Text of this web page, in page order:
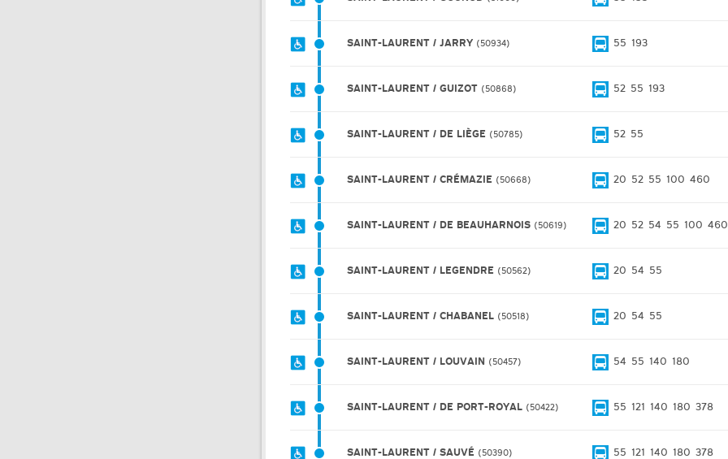
SAINT-LAURENT / JARRY 50934 55 193
SAINT-LAURENT / GUIZOT 50868 52 55 193
SAINT-LAURENT / DE LIÈGE 50785 52 55
SAINT-LAURENT / CRÉMAZIE 50668 20 52 55 100 460
SAINT-LAURENT / DE BEAUHARNOIS 50619 20 52 54 55 100 460
SAINT-LAURENT / LEGENDRE 50562 20 54 55
SAINT-LAURENT / CHABANEL 50518 20 54 55
SAINT-LAURENT / LOUVAIN 50457 54 55 140 180
SAINT-LAURENT / DE PORT-ROYAL 50422 55 121 140 180 378
SAINT-LAURENT / SAUVÉ 50390 55 121 140 180 378